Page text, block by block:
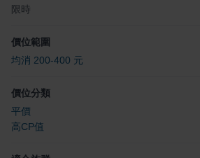
限時
價位範圍
均消 200-400 元
價位分類
平價
高CP值